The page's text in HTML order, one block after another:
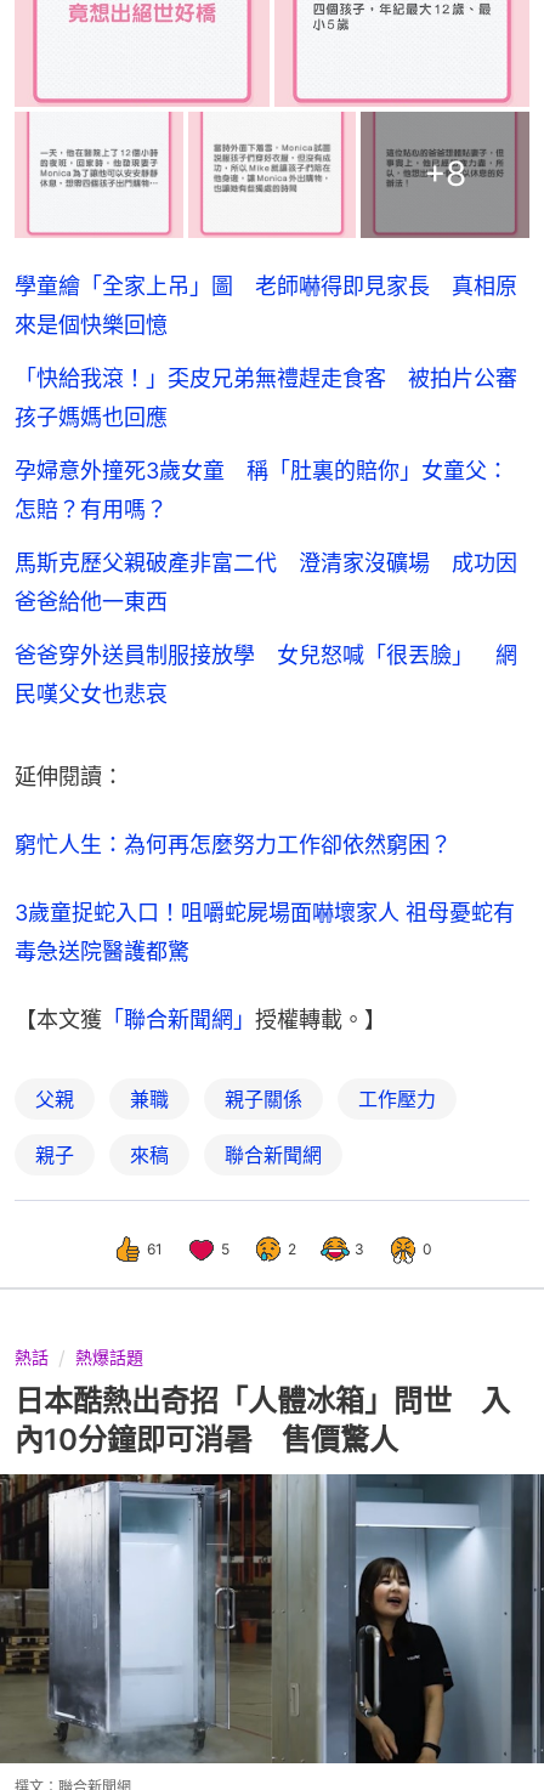
+8
學童繪「全家上吊」圖 老師嚇得即見家長 真相原
來是個快樂回憶
「快給我滾！」奀皮兄弟無禮趕走食客 被拍片公審
孩子媽媽也回應
孕婦意外撞死3歲女童 稱「肚裏的賠你」女童父：
怎賠？有用嗎？
馬斯克歷父親破產非富二代 澄清家沒礦場 成功因
爸爸給他一東西
爸爸穿外送員制服接放學 女兒怒喊「很丟臉」 網
民嘆父女也悲哀
延伸閱讀：
窮忙人生：為何再怎麼努力工作卻依然窮困？
3歲童捉蛇入口！咀嚼蛇屍場面嚇壞家人 祖母憂蛇有
毒急送院醫護都驚
【本文獲 「聯合新聞網」 授權轉載。】
父親 兼職 親子關係 工作壓力
親子 來稿 聯合新聞網
61 5 2 3 0
熱話 熱爆話題
日本酷熱出奇招「人體冰箱」問世 入
內10分鐘即可消暑 售價驚人